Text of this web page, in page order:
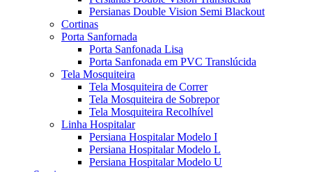
Persianas Double Vision Semi Blackout
Cortinas
Porta Sanfornada
Porta Sanfonada Lisa
Porta Sanfonada em PVC Translúcida
Tela Mosquiteira
Tela Mosquiteira de Correr
Tela Mosquiteira de Sobrepor
Tela Mosquiteira Recolhível
Linha Hospitalar
Persiana Hospitalar Modelo I
Persiana Hospitalar Modelo L
Persiana Hospitalar Modelo U